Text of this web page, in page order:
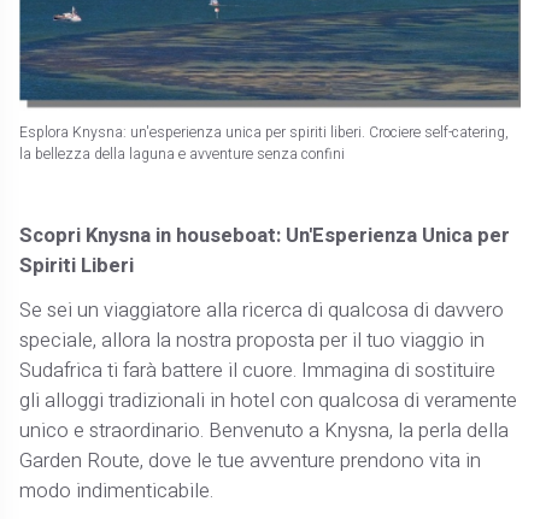
Esplora Knysna: un'esperienza unica per spiriti liberi. Crociere self-catering,
la bellezza della laguna e avventure senza confini
Scopri Knysna in houseboat: Un'Esperienza Unica per
Spiriti Liberi
Se sei un viaggiatore alla ricerca di qualcosa di davvero
speciale, allora la nostra proposta per il tuo viaggio in
Sudafrica ti farà battere il cuore. Immagina di sostituire
gli alloggi tradizionali in hotel con qualcosa di veramente
unico e straordinario. Benvenuto a Knysna, la perla della
Garden Route, dove le tue avventure prendono vita in
modo indimenticabile.